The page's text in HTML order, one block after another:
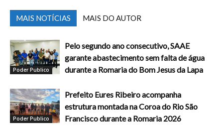
MAIS NOTÍCIAS MAIS DO AUTOR
Poder Publico
Pelo segundo ano consecutivo, SAAE
garante abastecimento sem falta de água
durante a Romaria do Bom Jesus da Lapa
Poder Publico
Prefeito Eures Ribeiro acompanha
estrutura montada na Coroa do Rio São
Francisco durante a Romaria 2026